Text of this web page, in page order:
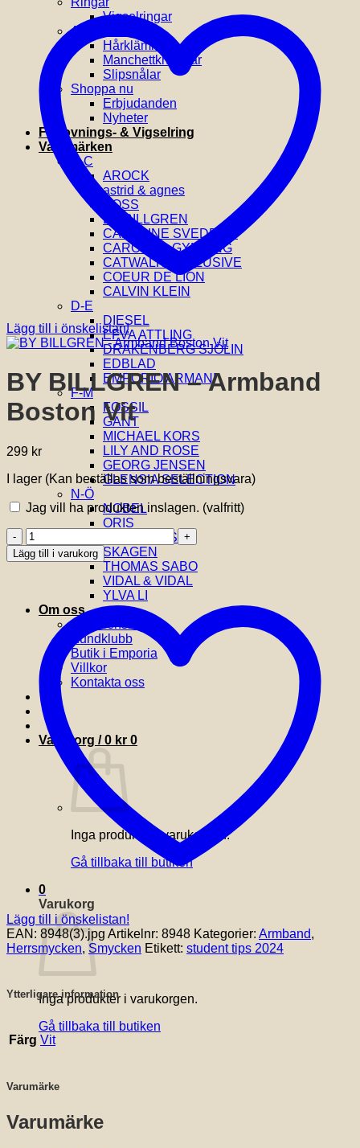
Vigselringar
Accessoarer
Hårklämmor
Manchettknappar
Slipsnålar
Shoppa nu
Erbjudanden
Nyheter
Förlovnings- & Vigselring
Varumärken
A-C
AROCK
astrid & agnes
BOSS
BY BILLGREN
CAROLINE SVEDBOM
CAROLINA GYNNING
CATWALK EXCLUSIVE
COEUR DE LION
CALVIN KLEIN
D-E
DIESEL
EFVA ATTLING
DRAKENBERG SJÖLIN
EDBLAD
EMPORIO ARMANI
F-M
FOSSIL
GANT
MICHAEL KORS
LILY AND ROSE
GEORG JENSEN
GLENSIA SELECTION
N-Ö
NOBEL
ORIS
SIF JAKOBS
SKAGEN
THOMAS SABO
VIDAL & VIDAL
YLVA LI
Om oss
Om Glensia
Kundklubb
Butik i Emporia
Villkor
Kontakta oss
Varukorg /0 kr 0
Inga produkter i varukorgen.
Gå tillbaka till butiken
0
Varukorg
Inga produkter i varukorgen.
Gå tillbaka till butiken
Lägg till i önskelistan!
BY BILLGREN – Armband
Boston Vit
299 kr
I lager (Kan beställas som beställningsvara)
Jag vill ha produkten inslagen. (valfritt)
BY
BILLGREN
-
Vit
mängd
Lägg till i varukorg
Lägg till i önskelistan!
EAN: 8948(3).jpg Artikelnr: 8948 Kategorier: Armband,
Herrsmycken, Smycken Etikett: student tips 2024
Ytterligare information
Färg Vit
Varumärke
Varumärke